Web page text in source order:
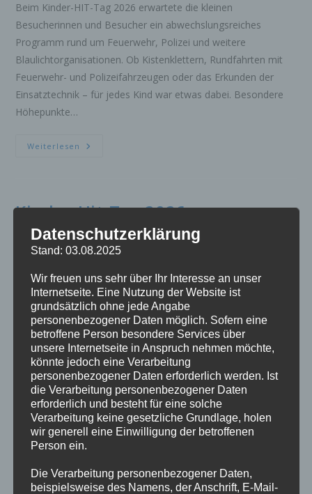
Beim Kinder-HIT-Tag 2026 erwartete die kleinen
Besucherinnen und Besucher ein abwechslungsreiches
Programm rund um Feuerwehr, Polizei und weitere
Blaulichtorganisationen. Ob Kistenklettern, Rundfahrten mit
Feuerwehr- und Polizeifahrzeugen oder das Erkunden der
Einsatztechnik – für jedes Kind war etwas dabei. Besondere
Höhepunkte…
Weiterlesen Das
2026
Kinder-Hit-Tag 2026
Am Dienstag den 14.07.2026 findet der Kinder-Hit-Tag 2026
Hamburg gemeinsam mit der Polizei Hamburg auf dem
Akademiegelände der Polizei in der Carl-Cohn-Straße 39
allerlei bunte Abwechslung für Kinder an.Für…
WeiterlesenKinder-
Hit-
Tag
2026
17. Fit For Fire Lauf
Auch in diesem Jahr laden der Landesbereich und die
Hanseatische Feuerwehr-Unfallkasse Nord wieder recht
herzlich zum Feuerwehr Fitnesslauf ein. Dieses Mal jährt sich
Datenschutzerklärung
Stand: 03.08.2025
Wir freuen uns sehr über Ihr Interesse an unser
Internetseite. Eine Nutzung der Website ist
grundsätzlich ohne jede Angabe
personenbezogener Daten möglich. Sofern eine
betroffene Person besondere Services über
unsere Internetseite in Anspruch nehmen möchte,
könnte jedoch eine Verarbeitung
personenbezogener Daten erforderlich werden. Ist
die Verarbeitung personenbezogener Daten
erforderlich und besteht für eine solche
Verarbeitung keine gesetzliche Grundlage, holen
wir generell eine Einwilligung der betroffenen
Person ein.
Die Verarbeitung personenbezogener Daten,
beispielsweise des Namens, der Anschrift, E-Mail-